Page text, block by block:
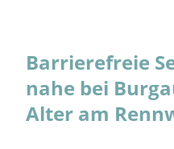
Barrierefreie
nahe bei
Alter am